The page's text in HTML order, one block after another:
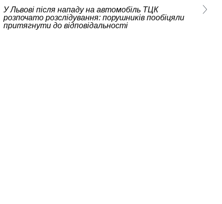
У Львові після нападу на автомобіль ТЦК
розпочато розслідування: порушників пообіцяли
притягнути до відповідальності